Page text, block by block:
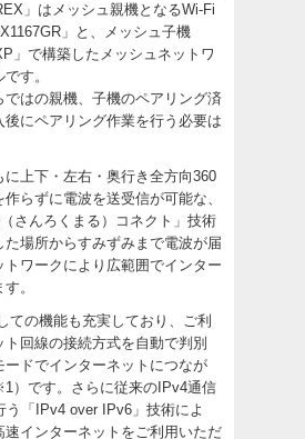
」はメッシュ親機となるWi-Fi
」と、メッシュ子機
」で構築したメッシュネットワ
す。
ではの親機、子機のペアリング済
後にペアリング作業を行う必要は
に上下・左右・奥行き全方向360
らずに電波を送受信が可能な、
さんろくまる）コネクト」技術
た場所からすみずみまで電波が届
トワークにより広範囲でインター
。
ての機能も充実しており、ご利
回線の接続方式を自動で判別
ードでインターネットにつなが
）です。さらに従来のIPv4通信
う「IPv4 over IPv6」技術によ
速インターネットをご利用いただ